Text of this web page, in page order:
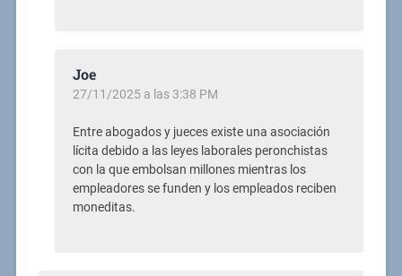
Joe
27/11/2025 a las 3:38 PM
Entre abogados y jueces existe una asociación
lícita debido a las leyes laborales peronchistas
con la que embolsan millones mientras los
empleadores se funden y los empleados reciben
moneditas.